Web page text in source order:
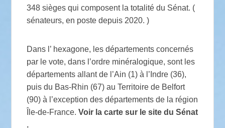
348 sièges qui composent la totalité du Sénat. (
sénateurs, en poste depuis 2020. )
Dans l’ hexagone, les départements concernés
par le vote, dans l’ordre minéralogique, sont les
départements allant de l’Ain (1) à l’Indre (36),
puis du Bas-Rhin (67) au Territoire de Belfort
(90) à l’exception des départements de la région
Île-de-France.Voir la carte sur le site du Sénat
.